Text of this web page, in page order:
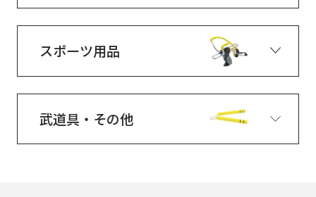
スポーツ用品
武道具・その他